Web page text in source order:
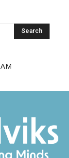
Search